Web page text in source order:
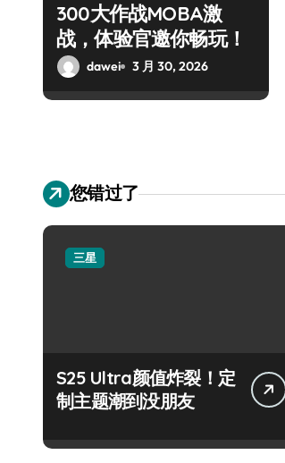
300大作战MOBA激
战，体验官邀你畅玩！
dawei 3 月 30, 2026
您错过了
三星
S25 Ultra颜值炸裂！定
制主题潮到没朋友